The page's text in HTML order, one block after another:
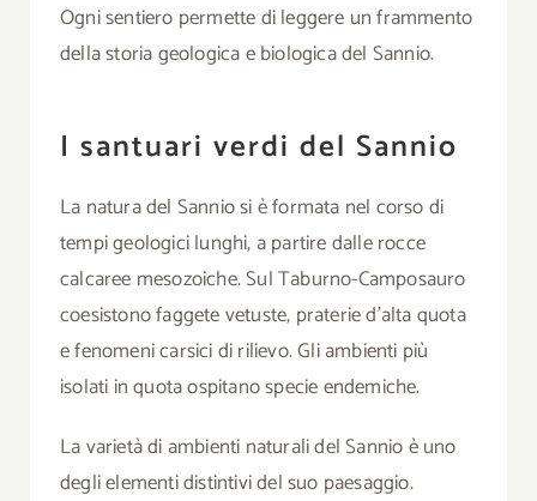
Ogni sentiero permette di leggere un frammento
della storia geologica e biologica del Sannio.
I santuari verdi del Sannio
La natura del Sannio si è formata nel corso di
tempi geologici lunghi, a partire dalle rocce
calcaree mesozoiche. Sul Taburno-Camposauro
coesistono faggete vetuste, praterie d’alta quota
e fenomeni carsici di rilievo. Gli ambienti più
isolati in quota ospitano specie endemiche.
La varietà di ambienti naturali del Sannio è uno
degli elementi distintivi del suo paesaggio.